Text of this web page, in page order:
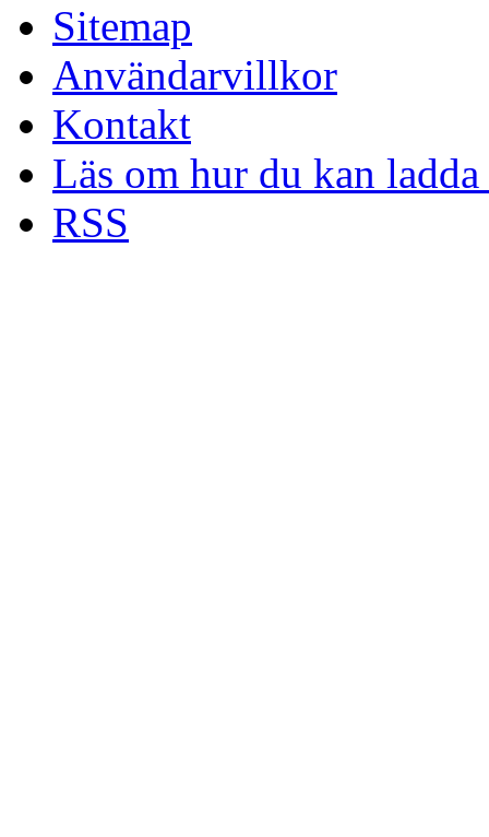
Sitemap
Användarvillkor
Kontakt
Läs om hur du kan
RSS